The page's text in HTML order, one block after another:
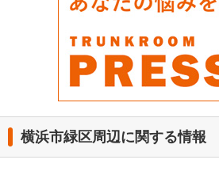
横浜市緑区周辺に関する情報